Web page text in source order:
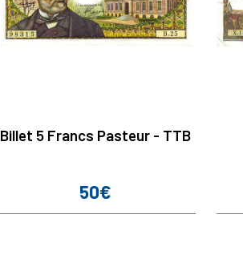
Billet 5 Francs Pasteur - TTB
Prix
50€